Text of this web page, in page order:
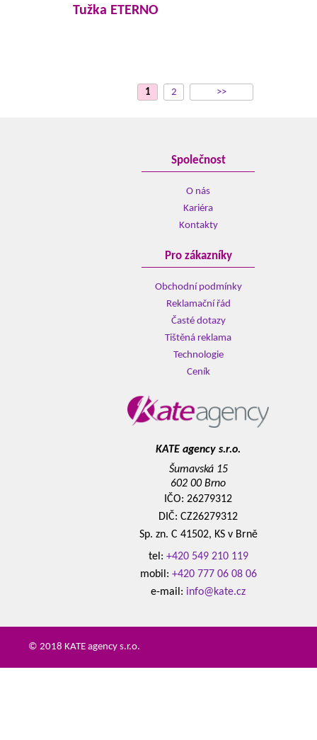
Tužka ETERNO
1 2 >>
Společnost
O nás
Kariéra
Kontakty
Pro zákazníky
Obchodní podmínky
Reklamační řád
Časté dotazy
Tištěná reklama
Technologie
Ceník
KATE agency s.r.o.
Šumavská 15
602 00 Brno
IČO: 26279312
DIČ: CZ26279312
Sp. zn. C 41502, KS v Brně
tel: +420 549 210 119
mobil: +420 777 06 08 06
e-mail: info@kate.cz
© 2018 KATE agency s.r.o.